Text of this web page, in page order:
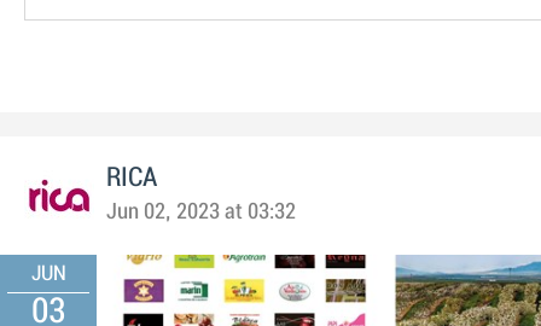
RICA
Jun 02, 2023 at 03:32
JUN
03